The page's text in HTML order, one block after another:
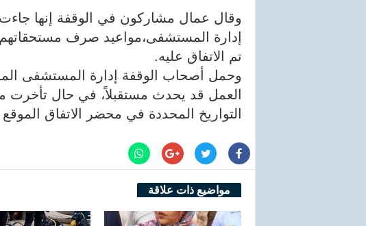
وقال عمال مشاركون في الوقفة إنها
إدارة المستشفى،مواعيد صرف مستحقاتهم،
تم الاتفاق عليه.
وحمل أصحاب الوقفة إدارة المستشفى
العمل قد يحدث مستقبلاً، في حال
التواريخ المحددة في محضر الاتفاق الموقع بتاريخ 25
مواضيع ذات علاقة